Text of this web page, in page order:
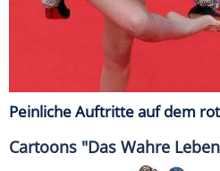
Peinliche Auftritte auf dem
Cartoons "Das Wahre